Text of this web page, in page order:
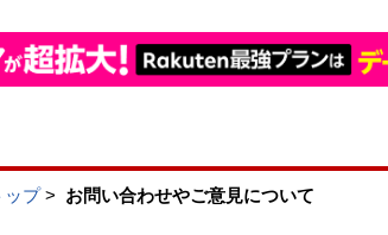
ップ> お問い合わせやご意見について